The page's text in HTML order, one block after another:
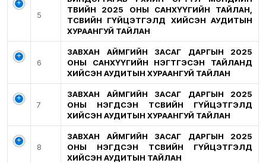
5
ТӨВИЙН 2025 ОНЫ САНХҮҮГИЙН ТАЙЛАН,
ТӨСВИЙН ГҮЙЦЭТГЭЛД ХИЙСЭН АУДИТЫН
ХУРААНГУЙ ТАЙЛАН
6
ЗАВХАН АЙМГИЙН ЗАСАГ ДАРГЫН 2025
ОНЫ САНХҮҮГИЙН НЭГТГЭСЭН ТАЙЛАНД
ХИЙСЭН АУДИТЫН ХУРААНГУЙ ТАЙЛАН
7
ЗАВХАН АЙМГИЙН ЗАСАГ ДАРГЫН 2025
ОНЫ НЭГДСЭН ТӨСВИЙН ГҮЙЦЭТГЭЛД
ХИЙСЭН АУДИТЫН ХУРААНГУЙ ТАЙЛАН
8
ЗАВХАН АЙМГИЙН ЗАСАГ ДАРГЫН 2025
ОНЫ НЭГДСЭН ТӨСВИЙН ГҮЙЦЭТГЭЛД
ХИЙСЭН АУДИТЫН ТАЙЛАН